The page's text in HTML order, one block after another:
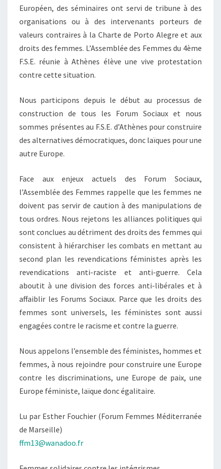
Européen, des séminaires ont servi de tribune à des
organisations ou à des intervenants porteurs de
valeurs contraires à la Charte de Porto Alegre et aux
droits des femmes. L’Assemblée des Femmes du 4ème
F.S.E. réunie à Athènes élève une vive protestation
contre cette situation.
Nous participons depuis le début au processus de
construction de tous les Forum Sociaux et nous
sommes présentes au F.S.E. d’Athènes pour construire
des alternatives démocratiques, donc laïques pour une
autre Europe.
Face aux enjeux actuels des Forum Sociaux,
l’Assemblée des Femmes rappelle que les femmes ne
doivent pas servir de caution à des manipulations de
tous ordres. Nous rejetons les alliances politiques qui
sont conclues au détriment des droits des femmes qui
consistent à hiérarchiser les combats en mettant au
second plan les revendications féministes après les
revendications anti-raciste et anti-guerre. Cela
aboutit à une division des forces anti-libérales et à
affaiblir les Forums Sociaux. Parce que les droits des
femmes sont universels, les féministes sont aussi
engagées contre le racisme et contre la guerre.
Nous appelons l’ensemble des féministes, hommes et
femmes, à nous rejoindre pour construire une Europe
contre les discriminations, une Europe de paix, une
Europe féministe, laïque donc égalitaire.
Lu par Esther Fouchier (Forum Femmes Méditerranée
de Marseille)
ffm13@wanadoo.fr